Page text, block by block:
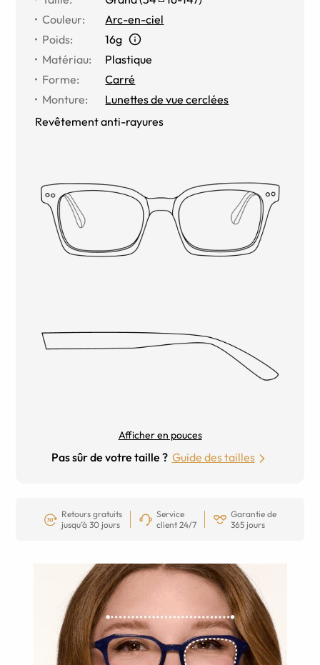
Couleur:
Arc-en-ciel
Poids:
16g
Matériau:
Plastique
Forme:
Carré
Monture:
Lunettes de vue cerclées
Revêtement anti-rayures
Afficher en pouces
Pas sûr de votre taille ? Guide des tailles
Retours gratuits
jusqu’à 30 jours
Service
client 24/7
Garantie de
365 jours